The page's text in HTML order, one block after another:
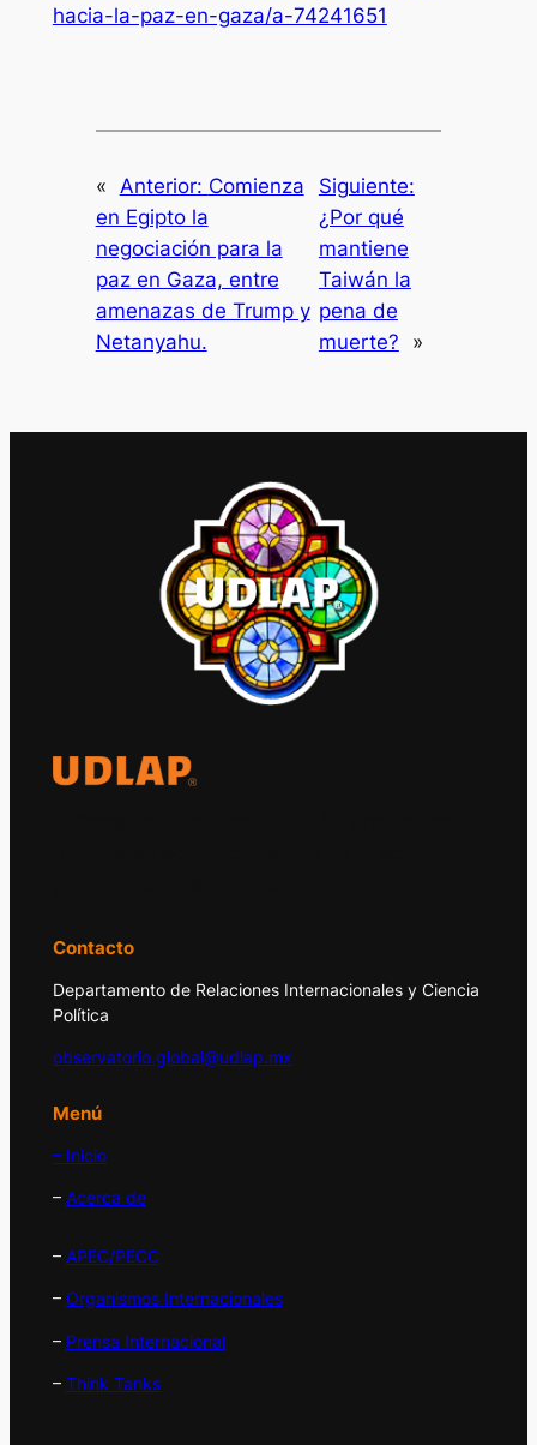
hacia-la-paz-en-gaza/a-74241651
« Anterior: Comienza
en Egipto la
negociación para la
paz en Gaza, entre
amenazas de Trump y
Netanyahu.
Siguiente:
¿Por qué
mantiene
Taiwán la
pena de
muerte?
»
Contacto
Departamento de Relaciones Internacionales y Ciencia
Política
observatorio.global@udlap.mx
Menú
– Inicio
– Acerca de
– APEC/PECC
– Organismos Internacionales
– Prensa Internacional
– Think Tanks